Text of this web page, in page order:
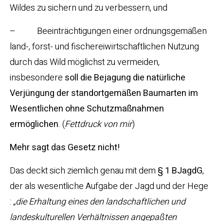
Wildes zu sichern und zu verbessern, und
– Beeinträchtigungen einer ordnungsgemäßen
land-, forst- und fischereiwirtschaftlichen Nutzung
durch das Wild möglichst zu vermeiden,
insbesondere soll die Bejagung die natürliche
Verjüngung der standortgemäßen Baumarten im
Wesentlichen ohne Schutzmaßnahmen
ermöglichen. (Fettdruck von mir)
Mehr sagt das Gesetz nicht!
Das deckt sich ziemlich genau mit dem § 1 BJagdG,
der als wesentliche Aufgabe der Jagd und der Hege
:„die Erhaltung eines den landschaftlichen und
landeskulturellen Verhältnissen angepaßten